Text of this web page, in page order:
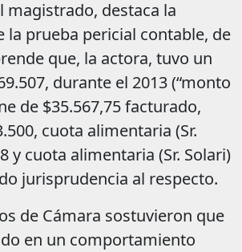
magistrado, destaca la
la prueba pericial contable, de
que, la actora, tuvo un
durante el 2013 (“monto
de $35.567,75 facturado,
cuota alimentaria (Sr.
y cuota alimentaria (Sr. Solari)
jurisprudencia al respecto.
de Cámara sostuvieron que
en un comportamiento